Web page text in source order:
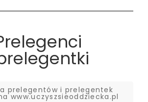
prelegentów i prelegentek
www.uczyszsieoddziecka.pl